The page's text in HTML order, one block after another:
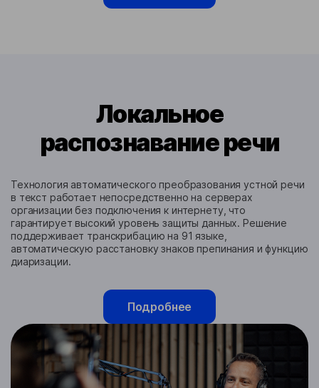
Локальное
распознавание речи
Технология автоматического преобразования устной речи
в текст работает непосредственно на серверах
организации без подключения к интернету, что
гарантирует высокий уровень защиты данных. Решение
поддерживает транскрибацию на 91 языке,
автоматическую расстановку знаков препинания и функцию
диаризации.
Подробнее